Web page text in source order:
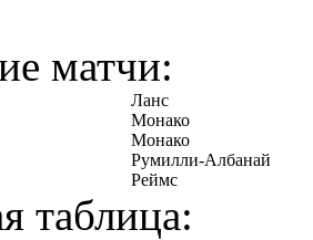
матчи:
Ланс
Монако
Монако
Румилли-Албанай
Реймс
таблица: